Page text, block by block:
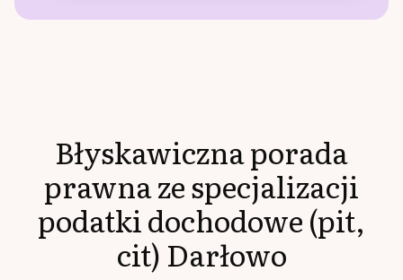
Błyskawiczna porada
prawna ze specjalizacji
podatki dochodowe (pit,
cit) Darłowo